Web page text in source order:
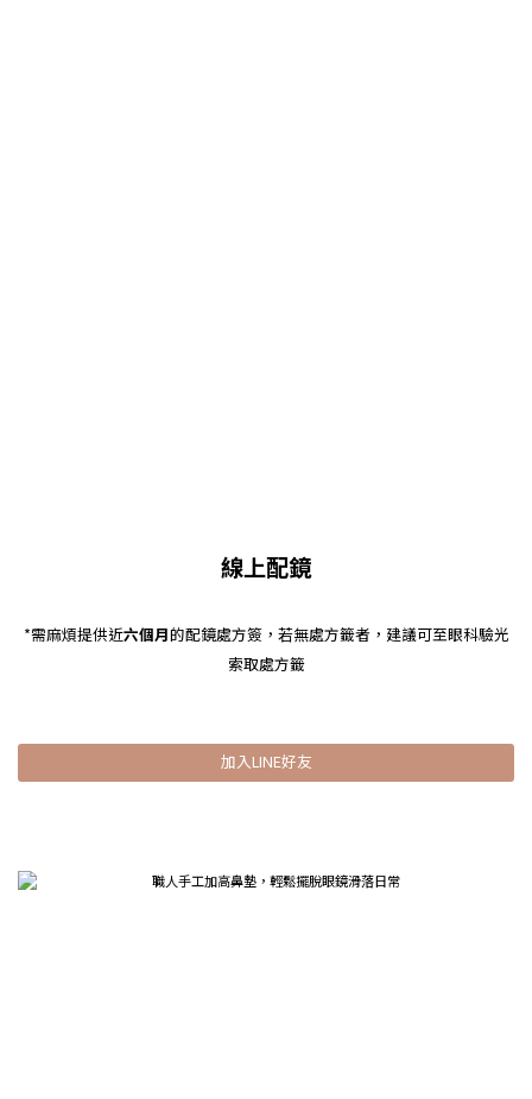
線上配鏡
*需麻煩提供近六個月的配鏡處方簽，若無處方籤者，建議可至眼科驗光
索取處方籤
加入LINE好友